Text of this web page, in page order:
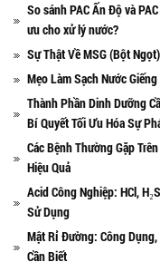
So sánh PAC Ấn Độ và
ưu cho xử lý nước?
Sự Thật Về MSG (Bột
Mẹo Làm Sạch Nước
Thành Phần Dinh Dưỡng
Bí Quyết Tối Ưu Hóa Sự
Các Bệnh Thường Gặp
Hiệu Quả
Acid Công Nghiệp: HCl,
Sử Dụng
Mật Rỉ Đường: Công
Cần Biết